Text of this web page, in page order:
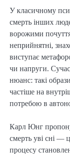
У класичному
смерть інших
ворожими
неприйнятні,
виступає
чи напруги.
нюанс: такі
частіше на
потребою в
Карл Юнг
смерть уві сні —
процесу